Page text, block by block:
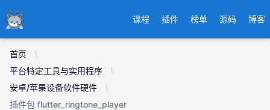
Ducafecat 课程 插件 榜单 源码 博客
首页
平台特定工具与实用程序
安卓/苹果设备软件硬件
插件包 flutter_ringtone_player